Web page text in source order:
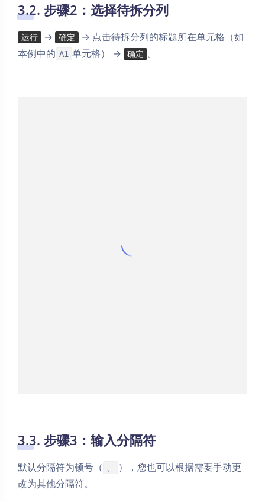
3.2. 步骤2：选择待拆分列
运行 → 确定
→ 点击待拆分列的标题所在单元格（如
本例中的 A1 单元格） → 确定 。
3.3. 步骤3：输入分隔符
默认分隔符为顿号（
），您也可以根据需要手动更
改为其他分隔符。